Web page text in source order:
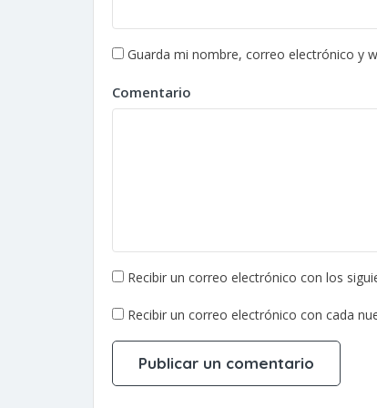
Guarda mi nombre, correo electrónico y
Comentario
Recibir un correo electrónico con los
Recibir un correo electrónico con cada